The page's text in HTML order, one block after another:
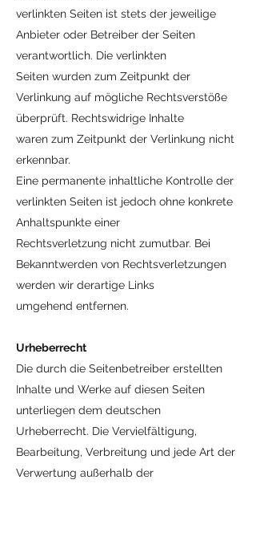
verlinkten Seiten ist stets der jeweilige
Anbieter oder Betreiber der Seiten
verantwortlich. Die verlinkten
Seiten wurden zum Zeitpunkt der
Verlinkung auf mögliche Rechtsverstöße
überprüft. Rechtswidrige Inhalte
waren zum Zeitpunkt der Verlinkung nicht
erkennbar.
Eine permanente inhaltliche Kontrolle der
verlinkten Seiten ist jedoch ohne konkrete
Anhaltspunkte einer
Rechtsverletzung nicht zumutbar. Bei
Bekanntwerden von Rechtsverletzungen
werden wir derartige Links
umgehend entfernen.
Urheberrecht
Die durch die Seitenbetreiber erstellten
Inhalte und Werke auf diesen Seiten
unterliegen dem deutschen
Urheberrecht. Die Vervielfältigung,
Bearbeitung, Verbreitung und jede Art der
Verwertung außerhalb der